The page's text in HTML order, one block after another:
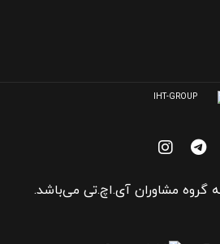
گروه مشاوران آی.اچ.تی می‌باشد.